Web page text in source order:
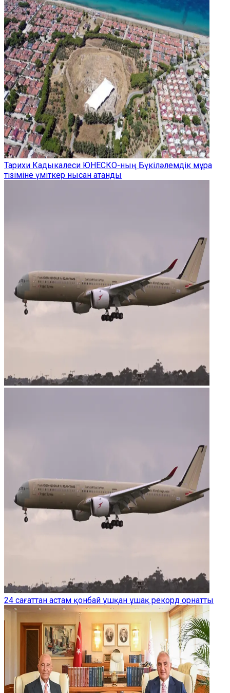
Тарихи Кадыкалеси ЮНЕСКО-ның Бүкіләлемдік мұра
тізіміне үміткер нысан атанды
24 сағаттан астам қонбай ұшқан ұшақ рекорд орнатты